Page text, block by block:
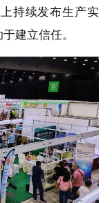
持续发布生产实
建立信任。